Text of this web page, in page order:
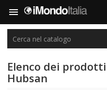

Elenco dei
Hubsan